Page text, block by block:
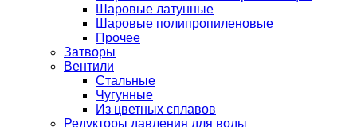
Шаровые латунные
Шаровые полипропиленовые
Прочее
Затворы
Вентили
Стальные
Чугунные
Из цветных сплавов
Редукторы давления для воды